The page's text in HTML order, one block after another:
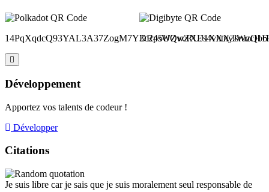
14PqXqdcQ93YAL3A37ZogM7Y3c2p5UQvcRUJ1XXX3sruzQb6
Développement
Apportez vos talents de codeur !
Développer
Citations
Je suis libre car je sais que je suis moralement seul responsable de